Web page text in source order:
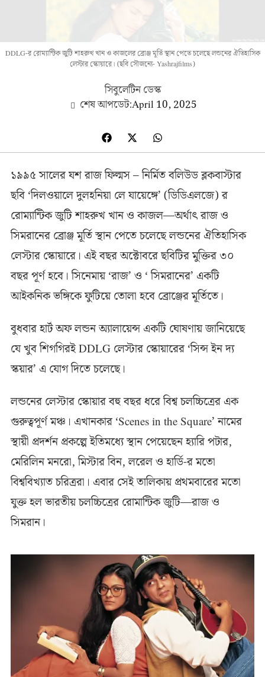
DDLG-র রোম্যান্টিক জুটি শাহরুখ খান ও কাজলের ব্রোঞ্জ মূর্তি স্থান পেতে চলেছে লন্ডনের ঐতিহাসিক
লেস্টার স্কোয়ারে। (ছবি সৌজন্যে- Yashrajfilms)
সিবুলেটিন ডেস্ক
শেষ আপডেট:April 10, 2025
১৯৯৫ সালের যশ রাজ ফিল্মস – নির্মিত বলিউড ব্লকবাস্টার
ছবি ‘দিলওয়ালে দুলহনিয়া লে যায়েঙ্গে’ (ডিডিএলজে) র
রোম্যান্টিক জুটি শাহরুখ খান ও কাজল—অর্থাৎ রাজ ও
সিমরানের ব্রোঞ্জ মূর্তি স্থান পেতে চলেছে লন্ডনের ঐতিহাসিক
লেস্টার স্কোয়ারে। এই বছর অক্টোবরে ছবিটির মুক্তির ৩০
বছর পূর্ণ হবে। সিনেমায় ‘রাজ’ ও ‘ সিমরানের’ একটি
আইকনিক ভঙ্গিকে ফুটিয়ে তোলা হবে ব্রোঞ্জের মূর্তিতে।
বুধবার হার্ট অফ লন্ডন অ্যালায়েন্স একটি ঘোষণায় জানিয়েছে
যে খুব শিগগিরই DDLG লেস্টার স্কোয়ারের ‘সিন্স ইন দ্য
স্কয়ার’ এ যোগ দিতে চলেছে।
লন্ডনের লেস্টার স্কোয়ার বহু বছর ধরে বিশ্ব চলচ্চিত্রের এক
গুরুত্বপূর্ণ মঞ্চ। এখানকার ‘Scenes in the Square’ নামের
স্থায়ী প্রদর্শন প্রকল্পে ইতিমধ্যে স্থান পেয়েছেন হ্যারি পটার,
মেরিলিন মনরো, মিস্টার বিন, লরেল ও হার্ডি-র মতো
বিশ্ববিখ্যাত চরিত্ররা। এবার সেই তালিকায় প্রথমবারের মতো
যুক্ত হল ভারতীয় চলচ্চিত্রের রোমান্টিক জুটি—রাজ ও
সিমরান।